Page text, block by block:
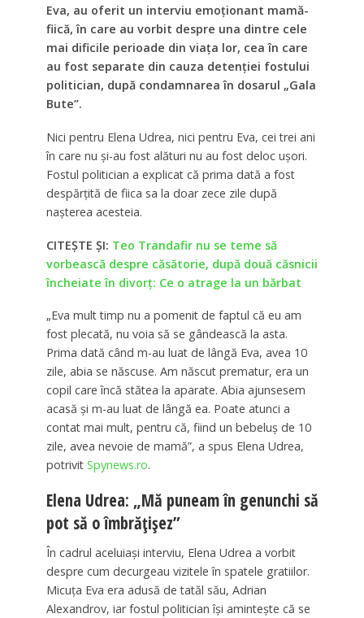
Eva, au oferit un interviu emoționant mamă-
fiică, în care au vorbit despre una dintre cele
mai dificile perioade din viața lor, cea în care
au fost separate din cauza detenției fostului
politician, după condamnarea în dosarul „Gala
Bute”.
Nici pentru Elena Udrea, nici pentru Eva, cei trei ani
în care nu și-au fost alături nu au fost deloc ușori.
Fostul politician a explicat că prima dată a fost
despărțită de fiica sa la doar zece zile după
nașterea acesteia.
CITEȘTE ȘI: Teo Trandafir nu se teme să
vorbească despre căsătorie, după două căsnicii
încheiate în divorț: Ce o atrage la un bărbat
„Eva mult timp nu a pomenit de faptul că eu am
fost plecată, nu voia să se gândească la asta.
Prima dată când m-au luat de lângă Eva, avea 10
zile, abia se născuse. Am născut prematur, era un
copil care încă stătea la aparate. Abia ajunsesem
acasă și m-au luat de lângă ea. Poate atunci a
contat mai mult, pentru că, fiind un bebeluș de 10
zile, avea nevoie de mamă”, a spus Elena Udrea,
potrivit Spynews.ro.
Elena Udrea: „Mă puneam în genunchi să
pot să o îmbrățișez”
În cadrul aceluiași interviu, Elena Udrea a vorbit
despre cum decurgeau vizitele în spatele gratiilor.
Micuța Eva era adusă de tatăl său, Adrian
Alexandrov, iar fostul politician își amintește că se